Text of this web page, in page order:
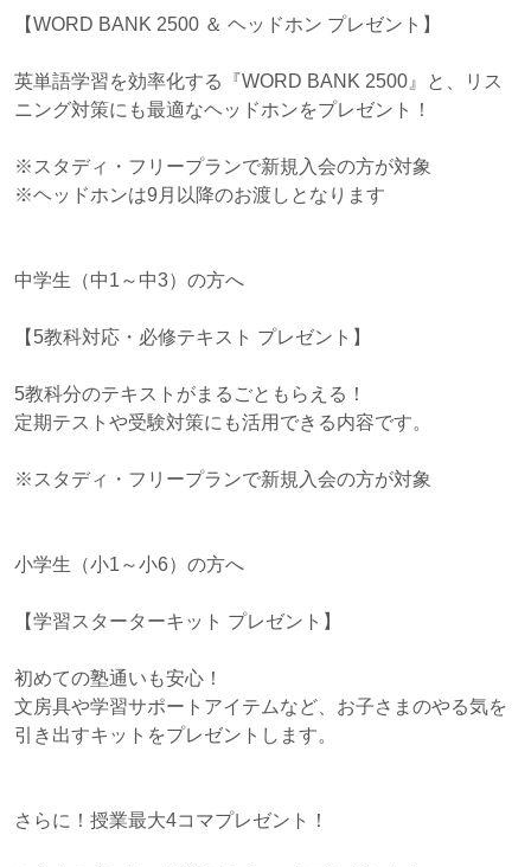
【WORD BANK 2500 ＆ ヘッドホン プレゼント】
英単語学習を効率化する『WORD BANK 2500』と、リス
ニング対策にも最適なヘッドホンをプレゼント！
※スタディ・フリープランで新規入会の方が対象
※ヘッドホンは9月以降のお渡しとなります
中学生（中1～中3）の方へ
【5教科対応・必修テキスト プレゼント】
5教科分のテキストがまるごともらえる！
定期テストや受験対策にも活用できる内容です。
※スタディ・フリープランで新規入会の方が対象
小学生（小1～小6）の方へ
【学習スターターキット プレゼント】
初めての塾通いも安心！
文房具や学習サポートアイテムなど、お子さまのやる気を
引き出すキットをプレゼントします。
さらに！授業最大4コマプレゼント！